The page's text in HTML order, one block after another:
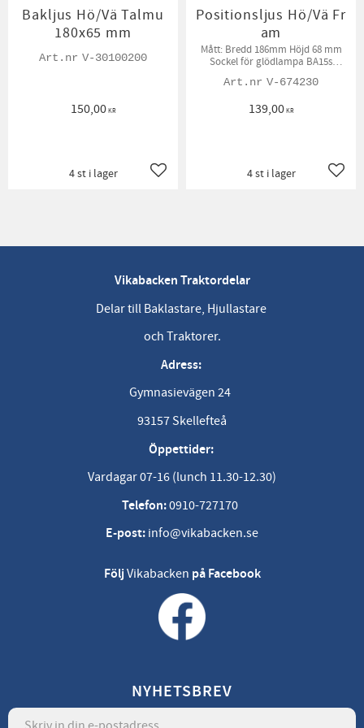
Bakljus Hö/Vä Talmu
180x65 mm
V-30100200
150,00KR
Lägg till i favoriter
4 st i lager
Positionsljus Hö/Vä Fr
am
​Mått: Bredd 186mm Höjd 68 mm
Sockel för glödlampa BA15s
V-674230
139,00KR
4 st i lager
Vikabacken Traktordelar
Delar till Baklastare, Hjullastare
och Traktorer.
Adress:
Gymnasievägen 24
93157 Skellefteå
Öppettider:
Vardagar 07-16 (lunch 11.30-12.30)
Telefon:0910-727170
E-post: info@vikabacken.se
FöljVikabacken på Facebook
NYHETSBREV